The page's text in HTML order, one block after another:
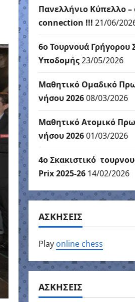
Πανελλήνιο Κύπελλο
connection !!! 21/06/
6ο Τουρνουά Γρήγορου
Υποδομής23/05/2026
Μαθητικό Ομαδικό
νήσου 202608/03/2026
Μαθητικό Ατομικό
νήσου 202601/03/2026
4ο Σκακιστικό
Prix 2025-26 14/02/2026
ΑΣΚΗΣΕΙΣ
Play online chess
ΑΣΚΗΣΕΙΣ